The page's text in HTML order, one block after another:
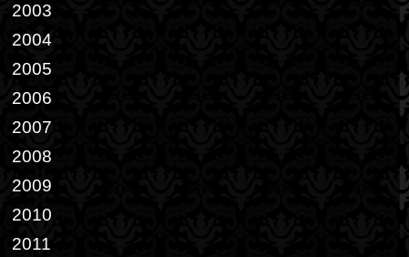
2003
2004
2005
2006
2007
2008
2009
2010
2011